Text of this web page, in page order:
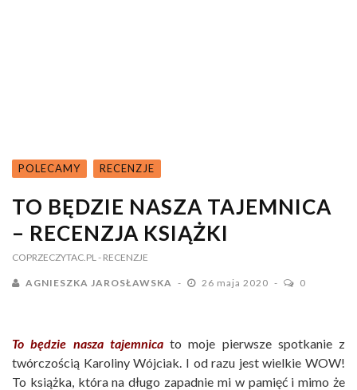
POLECAMY RECENZJE
TO BĘDZIE NASZA TAJEMNICA
– RECENZJA KSIĄŻKI
COPRZECZYTAC.PL - RECENZJE
AGNIESZKA JAROSŁAWSKA 26 maja 2020 0
To będzie nasza tajemnicato moje pierwsze spotkanie z
twórczością Karoliny Wójciak. I od razu jest wielkie WOW!
To książka, która na długo zapadnie mi w pamięć i mimo że